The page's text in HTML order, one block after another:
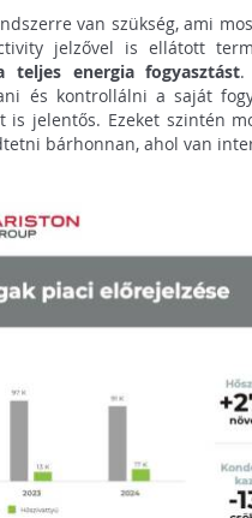
van szükség, ami
jelzővel is ellátott
energia fogyasztást.
és kontrollálni a saját
is jelentős. Ezeket szintén
bárhonnan, ahol van